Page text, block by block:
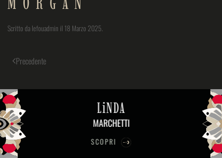
Scritto dalefouadmin il 18 Marzo 2025.
Precedente
LiNDA
MARCHETTI
SCOPRI